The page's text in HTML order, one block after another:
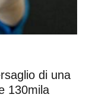
di una
130mila